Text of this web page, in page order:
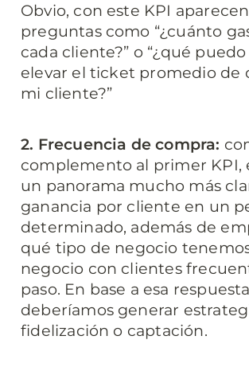
Obvio, con este KPI
preguntas como “¿cuánto
cada cliente?” o “¿qué
elevar el ticket promedio de
mi cliente?”
2. Frecuencia de compra:
complemento al primer KPI,
un panorama mucho más
ganancia por cliente en un
determinado, además de
qué tipo de negocio
negocio con clientes
paso. En base a esa
deberíamos generar
fidelización o captación.